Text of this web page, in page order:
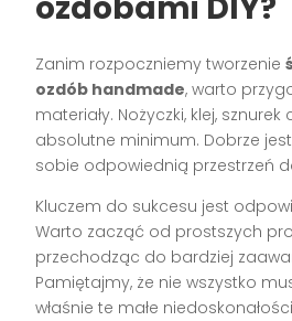
ozdobami DIY?
Zanim rozpoczniemy tworzenie
ozdób handmade, warto
materiały. Nożyczki, klej,
absolutne minimum. Dobrze
sobie odpowiednią przestrzeń
Kluczem do sukcesu jest
Warto zacząć od prostszych
przechodząc do bardziej
Pamiętajmy, że nie wszystko
właśnie te małe